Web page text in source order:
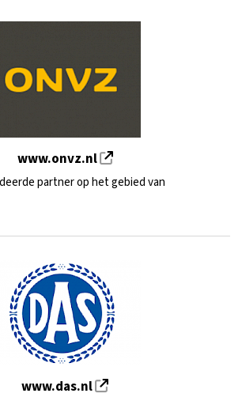
www.onvz.nl
partner op het gebied van
www.das.nl